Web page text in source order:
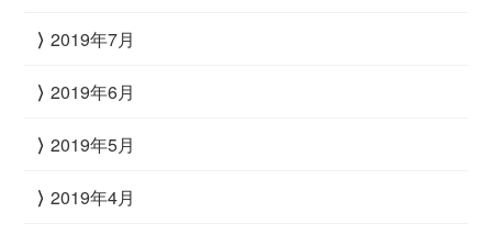
2019年7月
2019年6月
2019年5月
2019年4月